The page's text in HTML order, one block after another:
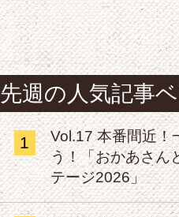
先週の人気記事
1
Vol.17 本番間近！
う！「おかあさん
テージ2026」